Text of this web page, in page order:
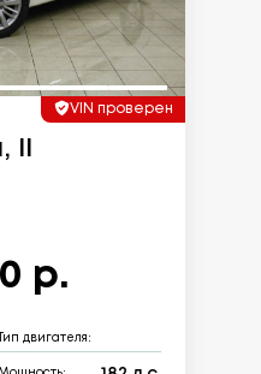
VIN проверен
II
р.
Тип двигателя: